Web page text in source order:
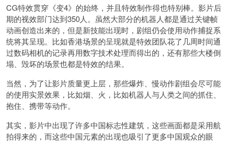
CG特效贯穿《变4》的始终，并且特效制作得也特别棒。影片后
期的视效部门达到350人。虽然大部分的机器人都是通过关键帧
动画创造出来的，但是新技能出现时，剧组仍会使用动作捕捉系
统将其呈现。比如香港场景的呈现就是特效团队花了几周时间通
过数码相机的记录再用数字技术处理而得出的，还有那些大楼倒
塌、毁坏的场景也都是特效的结果。
当然，为了让影片质量更上层，那些爆炸、慢动作剧组会尽可能
的使用实景效果，比如烟、火，比如机器人与人类之间的抓住、
抱住、携带等动作。
其实，影片中出现了许多中国标志性建筑，这些画面都是采用航
拍得来的，而这些中国元素的出现也吸引了更多中国观众的眼